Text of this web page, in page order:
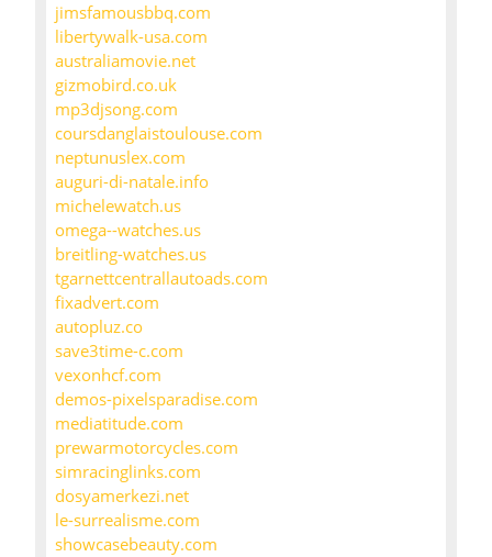
jimsfamousbbq.com
libertywalk-usa.com
australiamovie.net
gizmobird.co.uk
mp3djsong.com
coursdanglaistoulouse.com
neptunuslex.com
auguri-di-natale.info
michelewatch.us
omega--watches.us
breitling-watches.us
tgarnettcentrallautoads.com
fixadvert.com
autopluz.co
save3time-c.com
vexonhcf.com
demos-pixelsparadise.com
mediatitude.com
prewarmotorcycles.com
simracinglinks.com
dosyamerkezi.net
le-surrealisme.com
showcasebeauty.com